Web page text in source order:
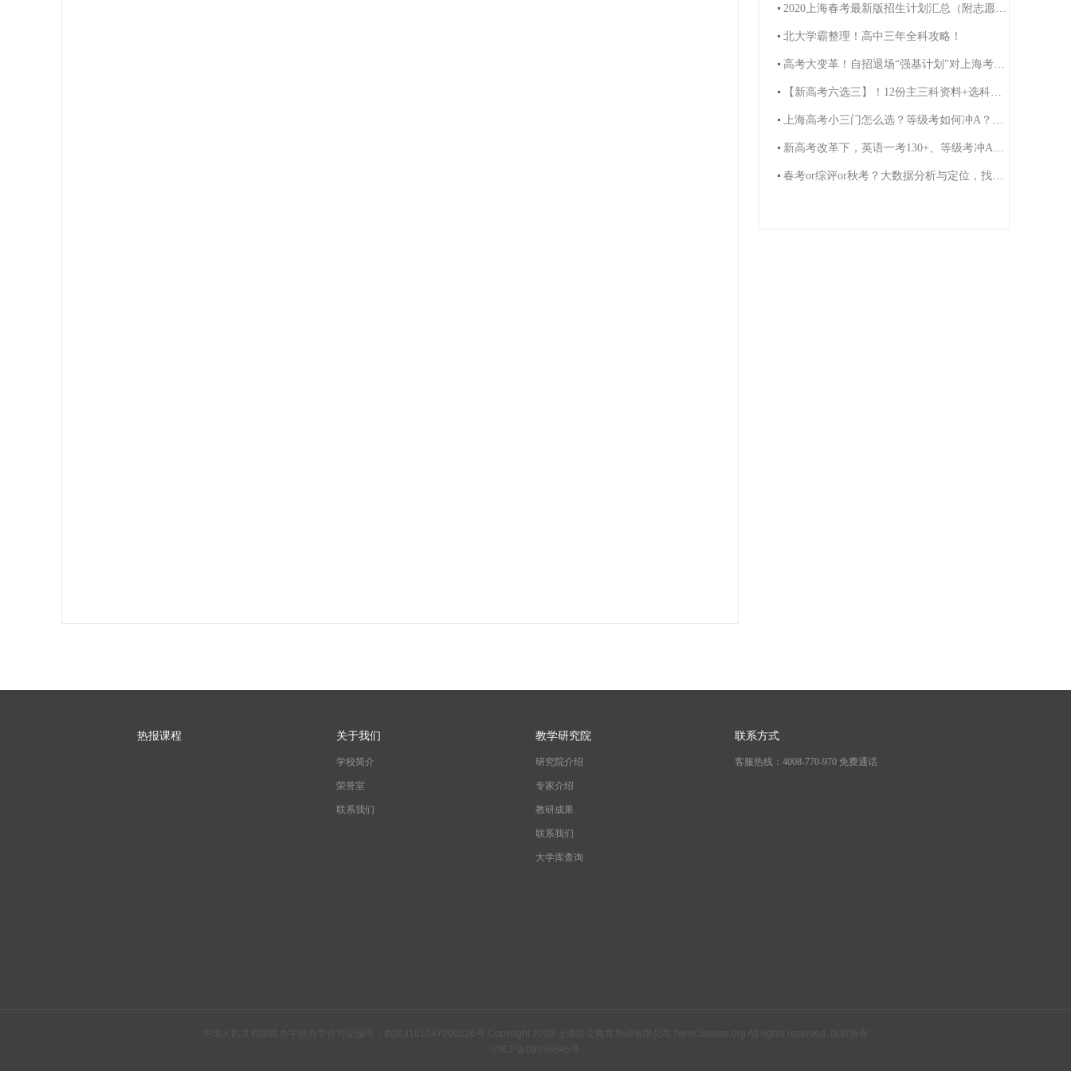
2020上海春考最新版招生计划汇总（附志愿填报攻略）
北大学霸整理！高中三年全科攻略！
高考大变革！自招退场“强基计划”对上海考生影响有多大？
【新高考六选三】！12份主三科资料+选科规划视频免费领！
上海高考小三门怎么选？等级考如何冲A？高一高二看过来！
新高考改革下，英语一考130+、等级考冲A+方法！（附学科礼包）
春考or综评or秋考？大数据分析与定位，找准适合你的升学途径
热报课程 关于我们
学校简介
荣誉室
联系我们
教学研究院
研究院介绍
专家介绍
教研成果
联系我们
大学库查询
联系方式
客服热线：4008-770-970 免费通话